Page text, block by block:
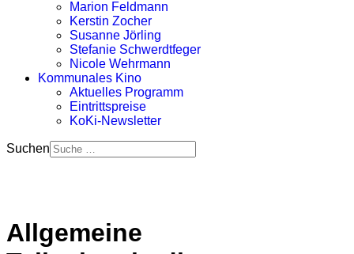
Marion Feldmann
Kerstin Zocher
Susanne Jörling
Stefanie Schwerdtfeger
Nicole Wehrmann
Kommunales Kino
Aktuelles Programm
Eintrittspreise
KoKi-Newsletter
Suchen
Allgemeine